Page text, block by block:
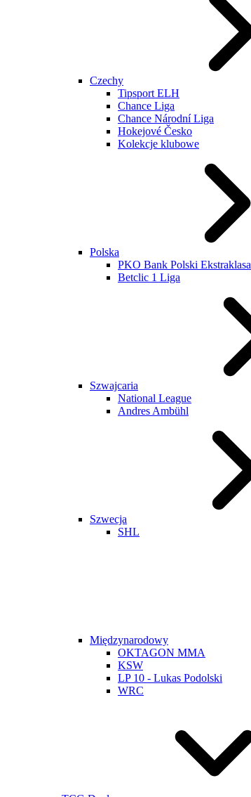
Czechy
Tipsport ELH
Chance Liga
Chance Národní Liga
Hokejové Česko
Kolekcje klubowe
Polska
PKO Bank Polski Ekstraklasa
Betclic 1 Liga
Szwajcaria
National League
Andres Ambühl
Szwecja
SHL
Międzynarodowy
OKTAGON MMA
KSW
LP 10 - Lukas Podolski
WRC